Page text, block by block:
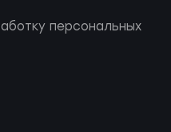
персональных